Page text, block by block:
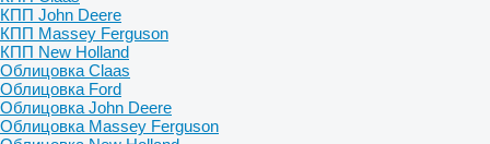
КПП John Deere
КПП Massey Ferguson
КПП New Holland
Облицовка Claas
Облицовка Ford
Облицовка John Deere
Облицовка Massey Ferguson